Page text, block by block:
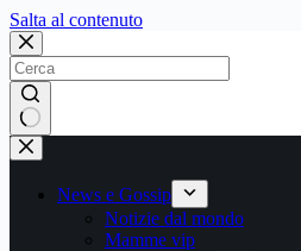
Salta al contenutoSalta
contenuto
Nessun
risultato
News e Gossip
Notizie dal mondo
Mamme vip